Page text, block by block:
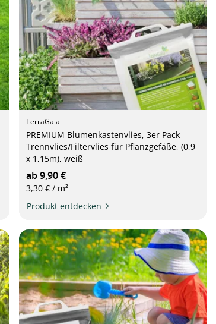
TerraGala
PREMIUM Blumenkastenvlies, 3er Pack
Trennvlies/Filtervlies für Pflanzgefäße, (0,9
x 1,15m), weiß
ab 9,90 €
3,30 € / m²
Produkt entdecken